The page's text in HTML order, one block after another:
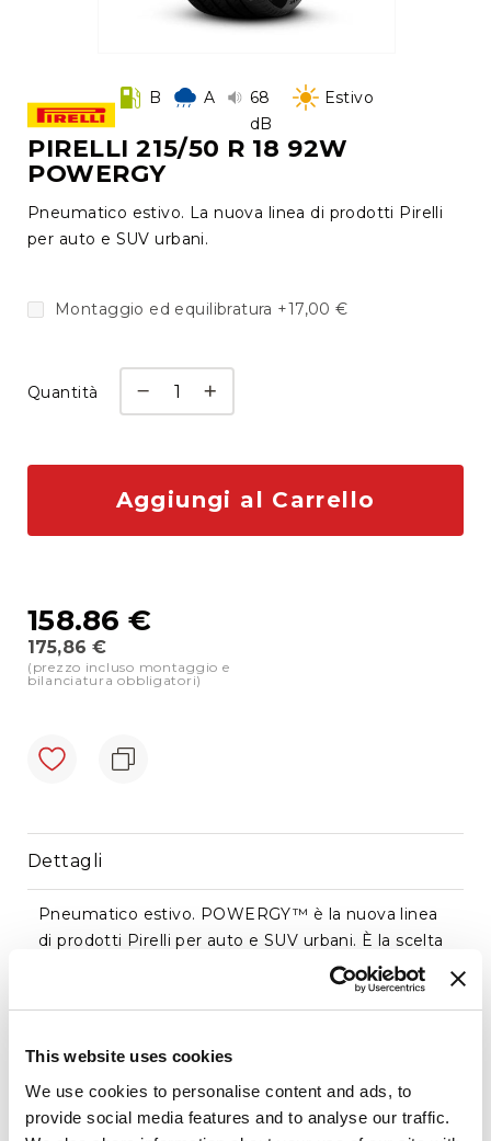
This website uses cookies
We use cookies to personalise content and ads, to
provide social media features and to analyse our traffic.
a
deposito
Cerchi
Autofficina
Check
diagnosi
e
tagliando
di
Doctor
Glass
Promo
all'inizio
della
galleria
di
B A
68
dB
Estivo
PIRELLI 215/50 R 18 92W
POWERGY
Pneumatico estivo. La nuova linea di prodotti Pirelli
per auto e SUV urbani.
Montaggio ed equilibratura +17,00 €
Quantità
Aggiungi al Carrello
158.86 €
Prezzo
175,86 €
(prezzo incluso montaggio e
bilanciatura obbligatori)
Dettagli
Pneumatico estivo. POWERGY™ è la nuova linea
di prodotti Pirelli per auto e SUV urbani. È la scelta
intelligente per i consumatori che cercano
sicurezza e sostenibilità. POWERGY™ garantisce
tutte le condizioni per un grande piacere di guida.
aderenza sul bagnato si traduce in un ridotto
consumo di carburante e in totale sicurezza sul